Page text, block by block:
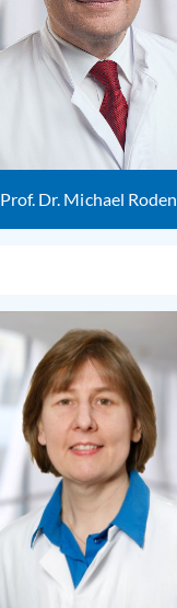
Prof. Dr. Michael Roden